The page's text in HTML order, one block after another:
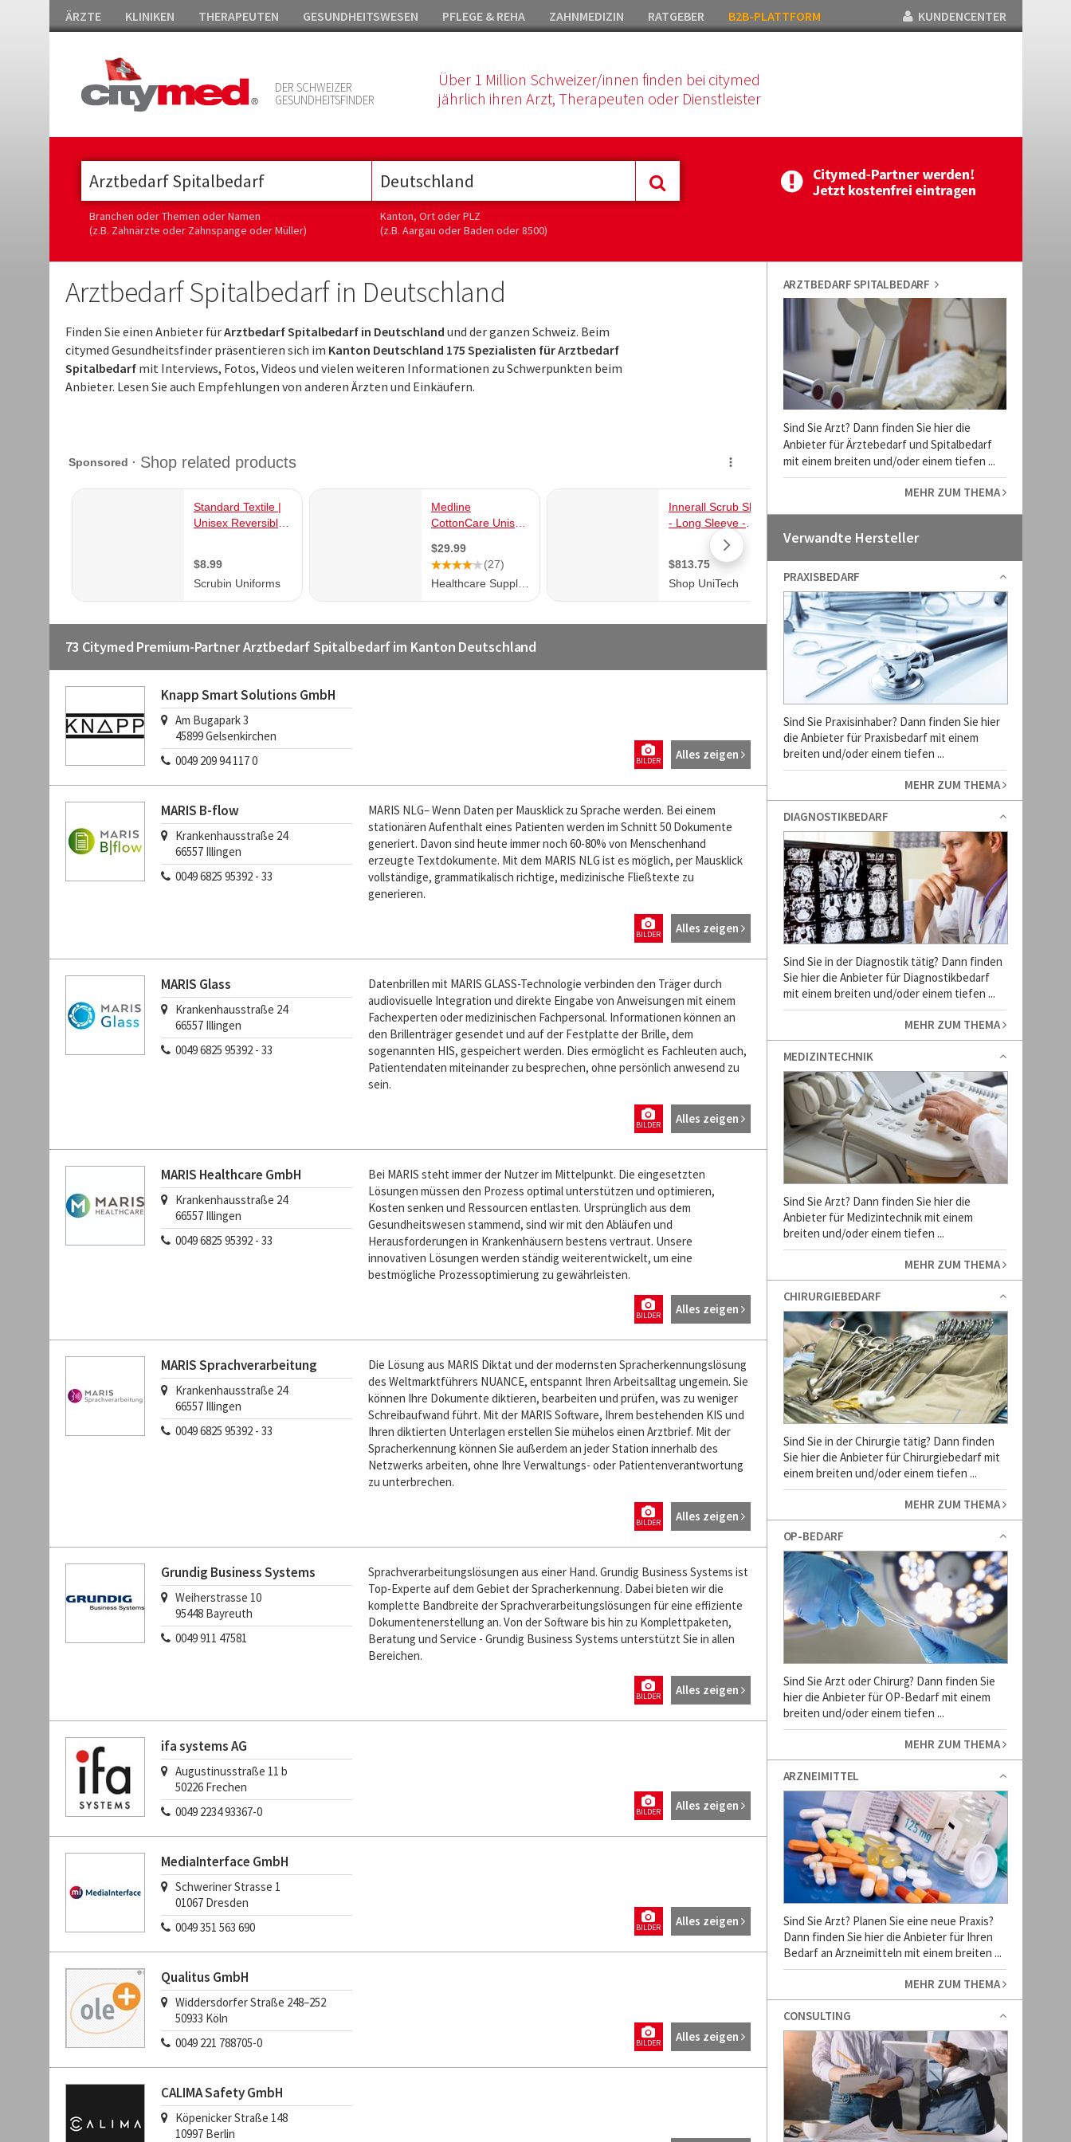
ÄRZTE KLINIKEN THERAPEUTEN GESUNDHEITSWESEN PFLEGE & REHA ZAHNMEDIZIN RATGEBER B2B-PLATTFORM KUNDENCENTER
DER SCHWEIZER
GESUNDHEITSFINDER
Über 1 Million Schweizer/innen finden bei citymed
jährlich ihren Arzt, Therapeuten oder Dienstleister
Branchen oder Themen oder Namen
(z.B. Zahnärzte oder Zahnspange oder Müller)
Kanton, Ort oder PLZ
(z.B. Aargau oder Baden oder 8500)
Arztbedarf Spitalbedarf in Deutschland
Finden Sie einen Anbieter fürArztbedarf Spitalbedarf in Deutschland und der ganzen Schweiz. Beim
citymed Gesundheitsfinder präsentieren sich im Kanton Deutschland 175 Spezialisten für Arztbedarf
Spitalbedarf mit Interviews, Fotos, Videos und vielen weiteren Informationen zu Schwerpunkten beim
Anbieter. Lesen Sie auch Empfehlungen von anderen Ärzten und Einkäufern.
73 Citymed Premium-Partner Arztbedarf Spitalbedarf im Kanton Deutschland
Knapp Smart Solutions GmbH
Am Bugapark 3
45899Gelsenkirchen
0049 209 94 117 0
Alles zeigen
BILDER
MARIS B-flow
Krankenhausstraße 24
66557 Illingen
0049 6825 95392 - 33
MARIS NLG– Wenn Daten per Mausklick zu Sprache werden. Bei einem
stationären Aufenthalt eines Patienten werden im Schnitt 50 Dokumente
generiert. Davon sind heute immer noch 60-80% von Menschenhand
erzeugte Textdokumente. Mit dem MARIS NLG ist es möglich, per Mausklick
vollständige, grammatikalisch richtige, medizinische Fließtexte zu
generieren.
Alles zeigen
BILDER
MARIS Glass
Krankenhausstraße 24
66557 Illingen
0049 6825 95392 - 33
Datenbrillen mit MARIS GLASS-Technologie verbinden den Träger durch
audiovisuelle Integration und direkte Eingabe von Anweisungen mit einem
Fachexperten oder medizinischen Fachpersonal. Informationen können an
den Brillenträger gesendet und auf der Festplatte der Brille, dem
sogenannten HIS, gespeichert werden. Dies ermöglicht es Fachleuten auch,
Patientendaten miteinander zu besprechen, ohne persönlich anwesend zu
sein.
Alles zeigen
BILDER
MARIS Healthcare GmbH
Krankenhausstraße 24
66557 Illingen
0049 6825 95392 - 33
Bei MARIS steht immer der Nutzer im Mittelpunkt. Die eingesetzten
Lösungen müssen den Prozess optimal unterstützen und optimieren,
Kosten senken und Ressourcen entlasten. Ursprünglich aus dem
Gesundheitswesen stammend, sind wir mit den Abläufen und
Herausforderungen in Krankenhäusern bestens vertraut. Unsere
innovativen Lösungen werden ständig weiterentwickelt, um eine
bestmögliche Prozessoptimierung zu gewährleisten.
Alles zeigen
BILDER
MARIS Sprachverarbeitung
Krankenhausstraße 24
66557 Illingen
0049 6825 95392 - 33
Die Lösung aus MARIS Diktat und der modernsten Spracherkennungslösung
des Weltmarktführers NUANCE, entspannt Ihren Arbeitsalltag ungemein. Sie
können Ihre Dokumente diktieren, bearbeiten und prüfen, was zu weniger
Schreibaufwand führt. Mit der MARIS Software, Ihrem bestehenden KIS und
Ihren diktierten Unterlagen erstellen Sie mühelos einen Arztbrief. Mit der
Spracherkennung können Sie außerdem an jeder Station innerhalb des
Netzwerks arbeiten, ohne Ihre Verwaltungs- oder Patientenverantwortung
zu unterbrechen.
Alles zeigen
BILDER
Grundig Business Systems
Weiherstrasse 10
95448 Bayreuth
0049 911 47581
Sprachverarbeitungslösungen aus einer Hand. Grundig Business Systems ist
Top-Experte auf dem Gebiet der Spracherkennung. Dabei bieten wir die
komplette Bandbreite der Sprachverarbeitungslösungen für eine effiziente
Dokumentenerstellung an. Von der Software bis hin zu Komplettpaketen,
Beratung und Service - Grundig Business Systems unterstützt Sie in allen
Bereichen.
Alles zeigen
BILDER
ifa systems AG
Augustinusstraße 11 b
50226 Frechen
0049 2234 93367-0
Alles zeigen
BILDER
MediaInterface GmbH
Schweriner Strasse 1
01067 Dresden
0049 351 563 690
Alles zeigen
BILDER
Qualitus GmbH
Widdersdorfer Straße 248–252
50933 Köln
0049 221 788705-0
Alles zeigen
BILDER
CALIMA Safety GmbH
Köpenicker Straße 148
10997 Berlin
ARZTBEDARF SPITALBEDARF
Sind Sie Arzt? Dann finden Sie hier die
Anbieter für Ärztebedarf und Spitalbedarf
mit einem breiten und/oder einem tiefen ...
MEHR ZUM THEMA
Verwandte Hersteller
PRAXISBEDARF
Sind Sie Praxisinhaber? Dann finden Sie hier
die Anbieter für Praxisbedarf mit einem
breiten und/oder einem tiefen ...
MEHR ZUM THEMA
DIAGNOSTIKBEDARF
Sind Sie in der Diagnostik tätig? Dann finden
Sie hier die Anbieter für Diagnostikbedarf
mit einem breiten und/oder einem tiefen ...
MEHR ZUM THEMA
MEDIZINTECHNIK
Sind Sie Arzt? Dann finden Sie hier die
Anbieter für Medizintechnik mit einem
breiten und/oder einem tiefen ...
MEHR ZUM THEMA
CHIRURGIEBEDARF
Sind Sie in der Chirurgie tätig? Dann finden
Sie hier die Anbieter für Chirurgiebedarf mit
einem breiten und/oder einem tiefen ...
MEHR ZUM THEMA
OP-BEDARF
Sind Sie Arzt oder Chirurg? Dann finden Sie
hier die Anbieter für OP-Bedarf mit einem
breiten und/oder einem tiefen ...
MEHR ZUM THEMA
ARZNEIMITTEL
Sind Sie Arzt? Planen Sie eine neue Praxis?
Dann finden Sie hier die Anbieter für Ihren
Bedarf an Arzneimitteln mit einem breiten ...
MEHR ZUM THEMA
CONSULTING